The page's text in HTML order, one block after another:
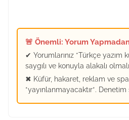
🚨 Önemli: Yorum
✔ Yorumlarınız *Türkçe yazım
saygılı ve konuyla alakalı
✖ Küfür, hakaret, reklam ve
*yayınlanmayacaktır*. Denetim